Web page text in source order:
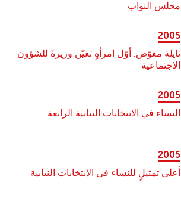
مجلس النواب
2005
نايلة معوّض: أوّل امرأةٍ تعيّن وزيرةً للشؤون
الاجتماعية
2005
النساء في الانتخابات النيابية الرابعة
2005
أعلى تمثيلٍ للنساء في الانتخابات النيابية